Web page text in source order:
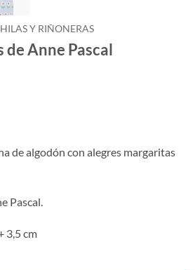
Y RIÑONERAS
de Anne Pascal
de algodón con alegres margaritas
Pascal.
3,5 cm